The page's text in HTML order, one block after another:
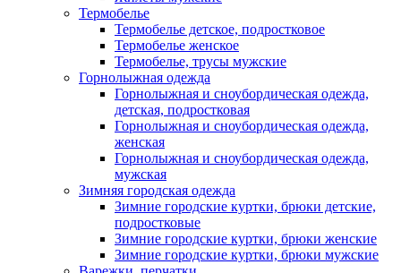
Термобелье
Термобелье детское, подростковое
Термобелье женское
Термобелье, трусы мужские
Горнолыжная одежда
Горнолыжная и сноубордическая одежда,
детская, подростковая
Горнолыжная и сноубордическая одежда,
женская
Горнолыжная и сноубордическая одежда,
мужская
Зимняя городская одежда
Зимние городские куртки, брюки детские,
подростковые
Зимние городские куртки, брюки женские
Зимние городские куртки, брюки мужские